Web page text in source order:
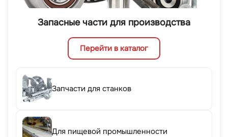
Запасные части для производства
Перейти в каталог
Запчасти для станков
Для пищевой промышленности